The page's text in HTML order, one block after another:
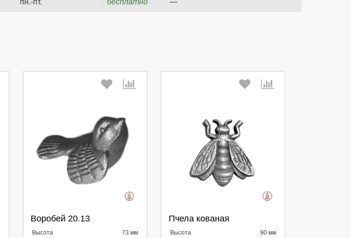
пн.-пт. бесплатно —
Воробей 20.13
Высота 73 мм
Выберите количество:
Продолжить Отмена
Пчела кованая
Высота 90 мм
Выберите количество:
Продолжить Отмена